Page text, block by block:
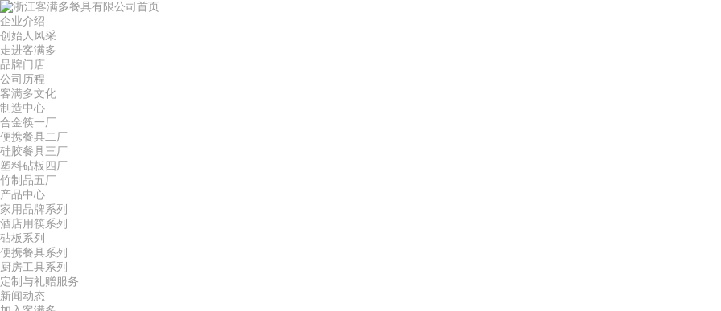
首页
企业介绍
创始人风采
走进客满多
品牌门店
公司历程
客满多文化
制造中心
合金筷一厂
便携餐具二厂
硅胶餐具三厂
塑料砧板四厂
竹制品五厂
产品中心
家用品牌系列
酒店用筷系列
砧板系列
便携餐具系列
厨房工具系列
定制与礼赠服务
新闻动态